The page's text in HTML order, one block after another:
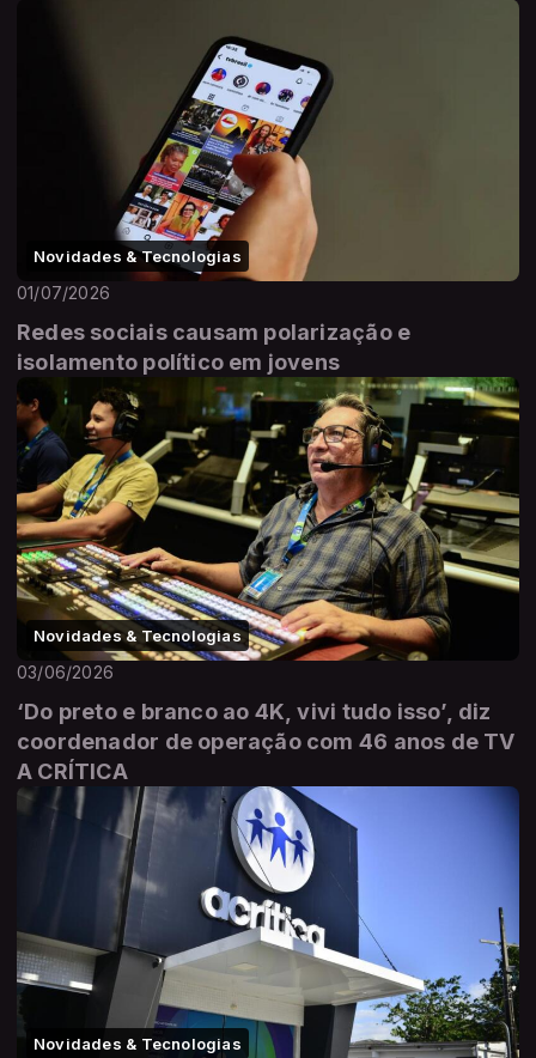
Novidades & Tecnologias
01/07/2026
Redes sociais causam polarização e
isolamento político em jovens
Novidades & Tecnologias
03/06/2026
‘Do preto e branco ao 4K, vivi tudo isso’, diz
coordenador de operação com 46 anos de TV
A CRÍTICA
Novidades & Tecnologias